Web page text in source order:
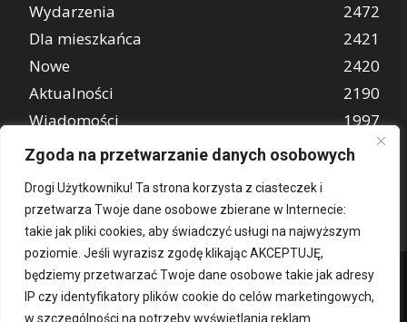
Zgoda na przetwarzanie danych osobowych
Drogi Użytkowniku! Ta strona korzysta z ciasteczek i
przetwarza Twoje dane osobowe zbierane w Internecie:
takie jak pliki cookies, aby świadczyć usługi na najwyższym
poziomie. Jeśli wyrazisz zgodę klikając AKCEPTUJĘ,
będziemy przetwarzać Twoje dane osobowe takie jak adresy
IP czy identyfikatory plików cookie do celów marketingowych,
w szczególności na potrzeby wyświetlania reklam
Wydarzenia
2472
Dla mieszkańca
2421
Nowe
2420
Aktualności
2190
Wiadomości
1997
REKLAMA
849